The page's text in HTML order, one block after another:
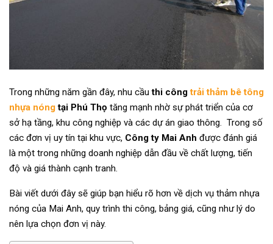
Trong những năm gần đây, nhu cầuthi côngtrải thảm bê tông
nhựa nóngtại Phú Thọ tăng mạnh nhờ sự phát triển của cơ
sở hạ tầng, khu công nghiệp và các dự án giao thông. Trong số
các đơn vị uy tín tại khu vực, Công ty Mai Anh được đánh giá
là một trong những doanh nghiệp dẫn đầu về chất lượng, tiến
độ và giá thành cạnh tranh.
Bài viết dưới đây sẽ giúp bạn hiểu rõ hơn về dịch vụ thảm nhựa
nóng của Mai Anh, quy trình thi công, bảng giá, cũng như lý do
nên lựa chọn đơn vị này.